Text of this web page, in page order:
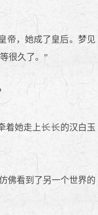
帝，她成了皇后。梦见
很久了。”
着她走上
的汉白玉
佛看到了另一个世界的